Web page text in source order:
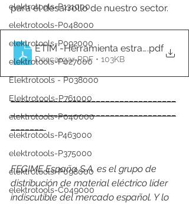
elektrotools-P131000
elektrotools-P048000
elektrotools-P092000
elektrotools-P027000
Elektrotools - P038000
Elektrotools-P761000
elektrotools-P040000
elektrotools-P463000
elektrotools-P375000
elektrotools-P098000
elektrotools-C049000
para el desarrollo de nuestro sector.
ETIM -Herramienta estratégica
.pdf
Descargar PDF • 103KB
___________________________________
___________________________________
FEGIME España S.A. es el grupo de
distribución de material eléctrico líder
indiscutible del mercado español. Y lo